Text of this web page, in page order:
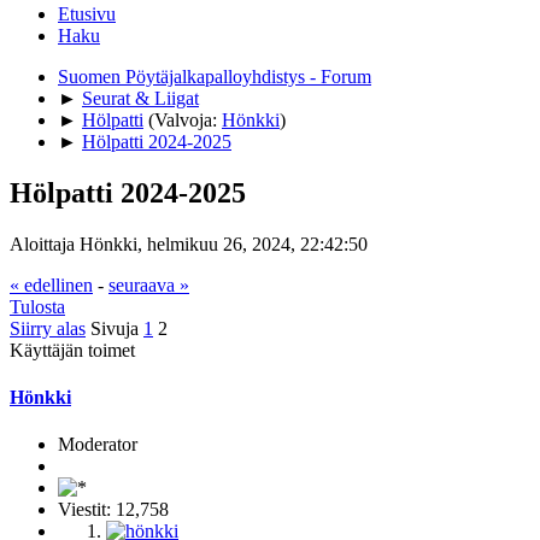
Etusivu
Haku
Suomen Pöytäjalkapalloyhdistys - Forum
► Seurat & Liigat
► Hölpatti (Valvoja: Hönkki)
► Hölpatti 2024-2025
Hölpatti 2024-2025
Aloittaja Hönkki, helmikuu 26, 2024, 22:42:50
« edellinen - seuraava »
Tulosta
Siirry alas Sivuja 1 2
Käyttäjän toimet
Hönkki
Moderator
Viestit: 12,758